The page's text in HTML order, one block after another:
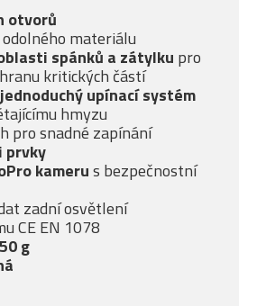
otvorů
materiálu
spánků a zátylku pro
kritických částí
upínací systém
hmyzu
pro snadné zapínání
prvky
kamerus bezpečnostní
zadní osvětlení
CE EN 1078
g